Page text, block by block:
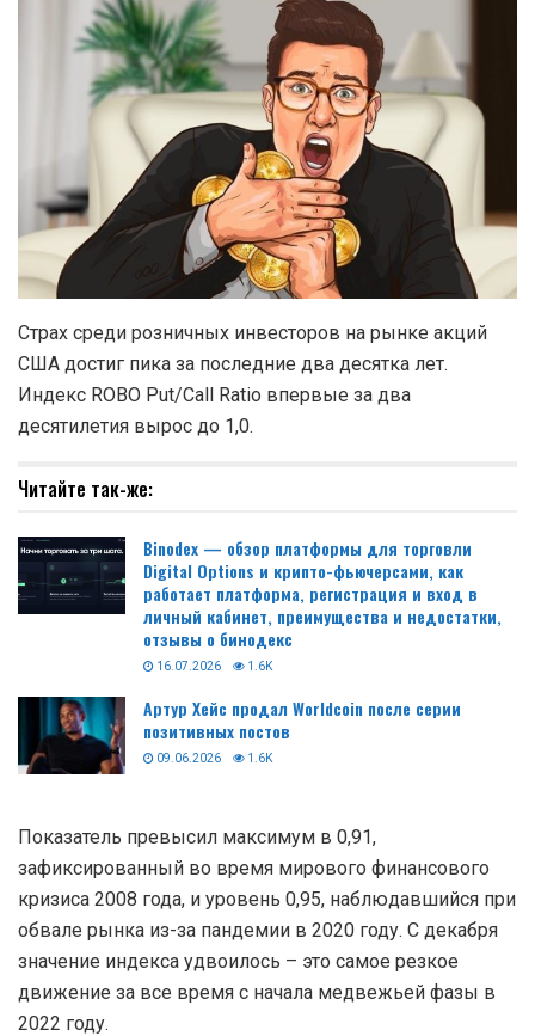
Страх среди розничных инвесторов на рынке акций
США достиг пика за последние два десятка лет.
Индекс ROBO Put/Call Ratio впервые за два
десятилетия вырос до 1,0.
Читайте так-же:
Binodex — обзор платформы для торговли
Digital Options и крипто-фьючерсами, как
работает платформа, регистрация и вход в
личный кабинет, преимущества и недостатки,
отзывы о бинодекс
16.07.2026 1.6K
Артур Хейс продал Worldcoin после серии
позитивных постов
09.06.2026 1.6K
Показатель превысил максимум в 0,91,
зафиксированный во время мирового финансового
кризиса 2008 года, и уровень 0,95, наблюдавшийся при
обвале рынка из-за пандемии в 2020 году. С декабря
значение индекса удвоилось – это самое резкое
движение за все время с начала медвежьей фазы в
2022 году.